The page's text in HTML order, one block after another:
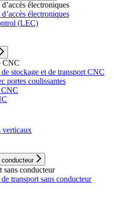
électroniques
électroniques
(LEC)
CNC
stockage et de transport CNC
portes coulissantes
CNC
verticaux
sans conducteur
transport sans conducteur